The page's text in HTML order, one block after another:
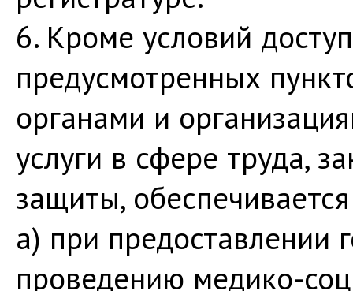
6. Кроме условий
предусмотренных
органами и
услуги в сфере труда,
защиты,
а) при предоставлении
проведению медико-